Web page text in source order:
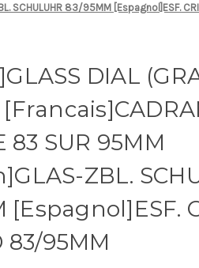
SCHULUHR 83/95MM [Espagnol]ESF.
DIAL
83 SUR 95MM
ZBL.
[Espagnol]ESF.
83/95MM